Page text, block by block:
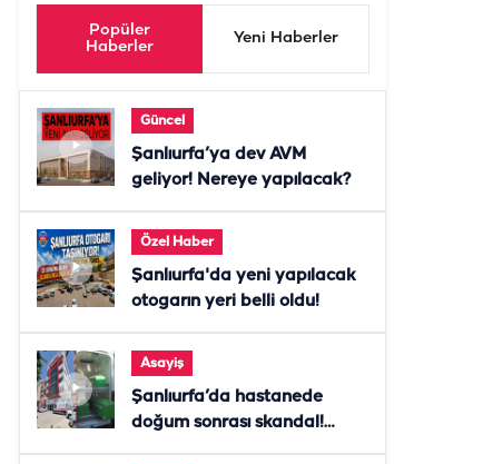
Popüler
Haberler
Yeni Haberler
Güncel
Şanlıurfa’ya dev AVM
geliyor! Nereye yapılacak?
Özel Haber
Şanlıurfa'da yeni yapılacak
otogarın yeri belli oldu!
Asayiş
Şanlıurfa’da hastanede
doğum sonrası skandal!